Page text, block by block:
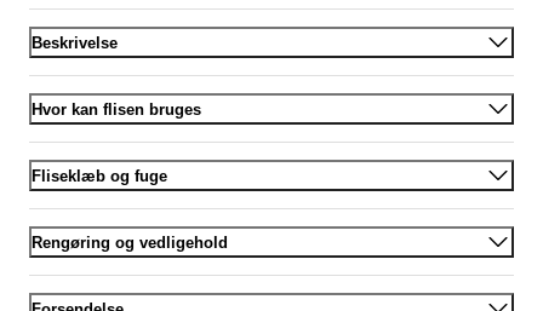
Beskrivelse
Hvor kan flisen bruges
Fliseklæb og fuge
Rengøring og vedligehold